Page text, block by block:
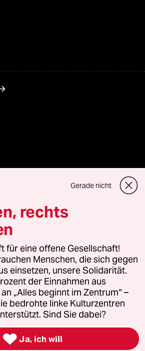
Vertriebs GmbH
rechtlichen Fragen oder für Genehmigungen
lizenzen@taz.de
Kommune-Richtlinien
Datenschutz Impressum AGB
widerrufen (Ads)
Gerade nicht
rechts
für eine offene Gesellschaft!
Menschen, die sich gegen
einsetzen, unsere Solidarität.
der Einnahmen aus
„Alles beginnt im Zentrum“ –
bedrohte linke Kulturzentren
Sind Sie dabei?
 Ja, ich will